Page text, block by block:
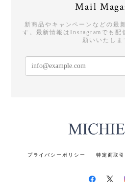
レビューを投稿して
がとうございます。
しい限りです。 お母
ていただいたというエ
ら、光栄でございま
Mail
新商品やキャンペーンなどの最
す。最新情報はInstagramでも配
願いいたしま
プライバシーポリシー 特定商取